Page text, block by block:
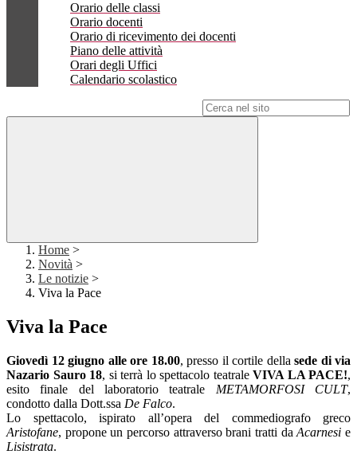
Orario delle classi
Orario docenti
Orario di ricevimento dei docenti
Piano delle attività
Orari degli Uffici
Calendario scolastico
Home >
Novità >
Le notizie >
Viva la Pace
Viva la Pace
Giovedì 12 giugno alle ore 18.00, presso il cortile della sede di via
Nazario Sauro 18, si terrà lo spettacolo teatrale VIVA LA PACE!,
esito finale del laboratorio teatrale METAMORFOSI CULT,
condotto dalla Dott.ssa De Falco.
Lo spettacolo, ispirato all’opera del commediografo greco
Aristofane, propone un percorso attraverso brani tratti daAcarnesi e
Lisistrata.